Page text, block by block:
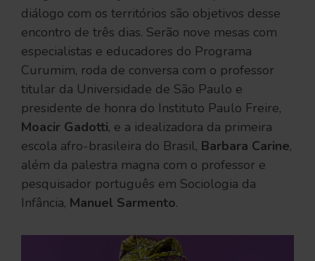
diálogo com os territórios são objetivos desse
encontro de três dias. Serão nove mesas com
especialistas e educadores do Programa
Curumim, roda de conversa com o professor
titular da Universidade de São Paulo e
presidente de honra do Instituto Paulo Freire,
Moacir Gadotti, e a idealizadora da primeira
escola afro-brasileira do Brasil, Barbara Carine,
além da palestra magna com o professor e
pesquisador português em Sociologia da
Infância, Manuel Sarmento.